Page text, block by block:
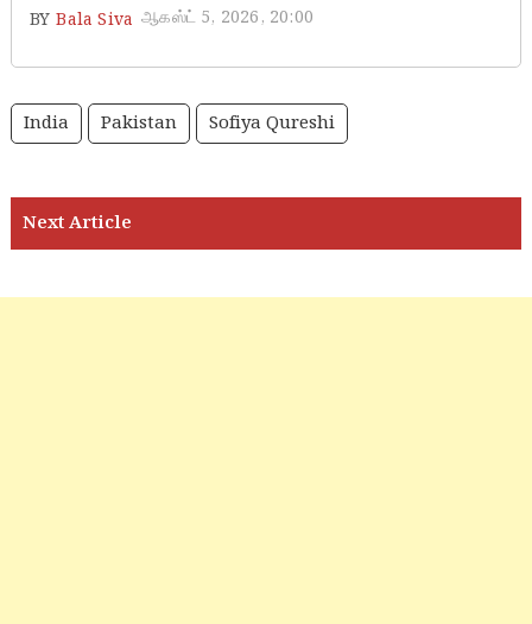
BY Bala Siva ஆகஸ்ட் 5, 2026, 20:00
India Pakistan Sofiya Qureshi